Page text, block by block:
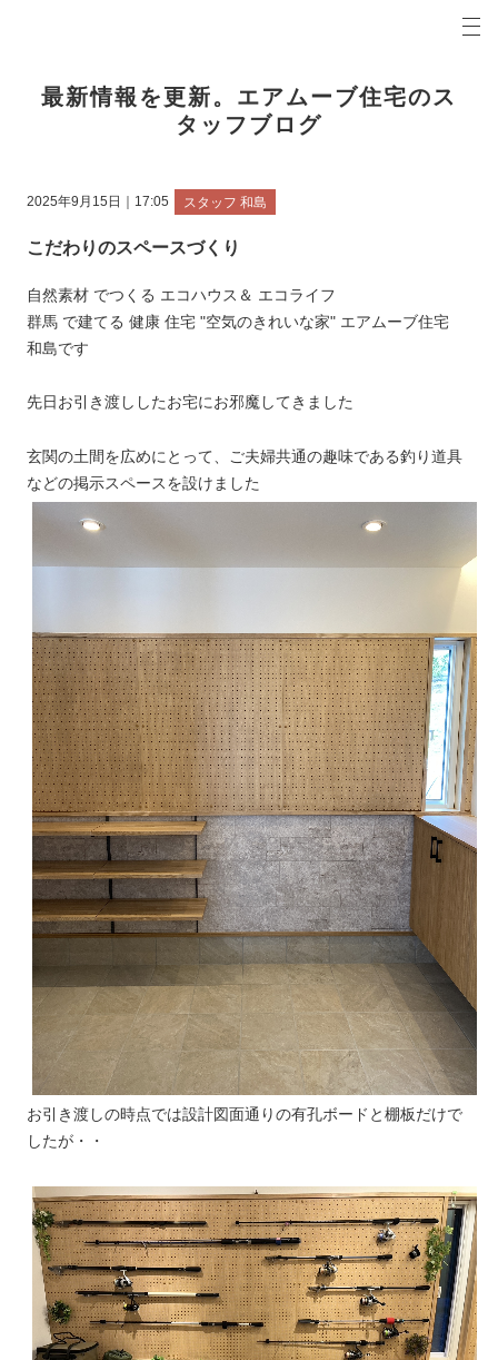
2025年9月15日｜17:05 スタッフ 和島
こだわりのスペースづくり
最新情報を更新。エアムーブ住宅のス
タッフブログ
自然素材 でつくる エコハウス＆ エコライフ
群馬 で建てる 健康 住宅 "空気のきれいな家" エアムーブ住宅
和島です
先日お引き渡ししたお宅にお邪魔してきました
玄関の土間を広めにとって、ご夫婦共通の趣味である釣り道具
などの掲示スペースを設けました
お引き渡しの時点では設計図面通りの有孔ボードと棚板だけで
したが・・